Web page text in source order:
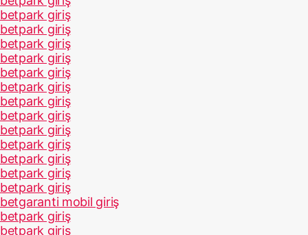
betpark giriş
betpark giriş
betpark giriş
betpark giriş
betpark giriş
betpark giriş
betpark giriş
betpark giriş
betpark giriş
betpark giriş
betpark giriş
betpark giriş
betpark giriş
betgaranti mobil giriş
betpark giriş
betpark giriş